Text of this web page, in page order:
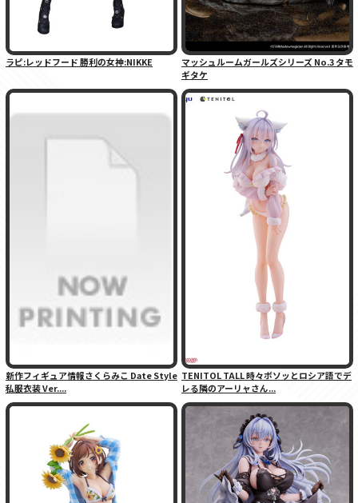
ラピ:レッドフード 勝利の女神:NIKKE
マッシュルームガールズシリーズ No.3 タモ
ギタケ
新作フィギュア情報さくらみこ Date Style
私服衣装 Ver....
TENITOL TALL 時々ボソッとロシア語でデ
レる隣のアーリャさん...